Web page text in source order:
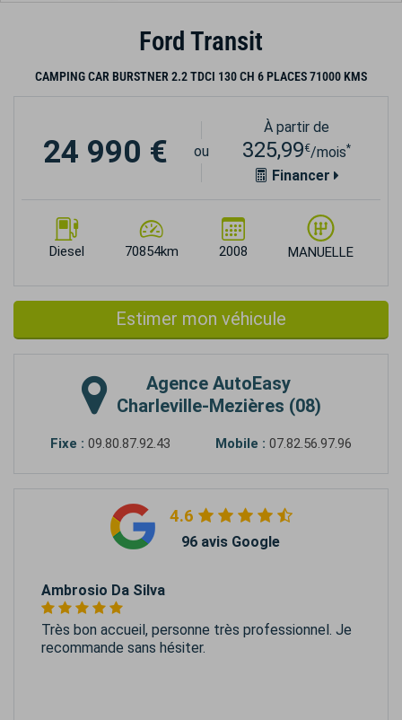
Ford Transit
CAMPING CAR BURSTNER 2.2 TDCI 130 CH 6 PLACES 71000 KMS
Diesel 70854km 2008 MANUELLE
24 990 € ou
À partir de
325,99€/mois*
Financer
Estimer mon véhicule
Agence AutoEasy
Charleville-Mezières (08)
Fixe : 09.80.87.92.43 Mobile : 07.82.56.97.96
4.6
96 avis Google
Ambrosio Da Silva
Très bon accueil, personne très professionnel. Je
recommande sans hésiter.